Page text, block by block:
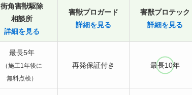
街角害獣駆除
相談所
詳細を見る
害獣プロガード
詳細を見る
害獣プロテック
詳細を見る
最長5年
（施工1年後に
無料点検）
再発保証付き 最長10年